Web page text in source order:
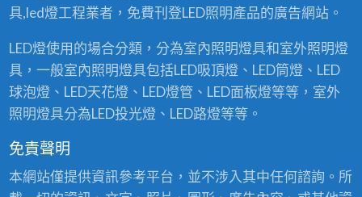
具,led燈工程業者，免費刊登LED照明產品的廣告網站。
LED燈使用的場合分類，分為室內照明燈具和室外照明燈
具，一般室內照明燈具包括LED吸頂燈、LED筒燈、LED
球泡燈、LED天花燈、LED燈管、LED面板燈等等，室外
照明燈具分為LED投光燈、LED路燈等等。
免責聲明
本網站僅提供資訊參考平台，並不涉入其中任何諮詢。所